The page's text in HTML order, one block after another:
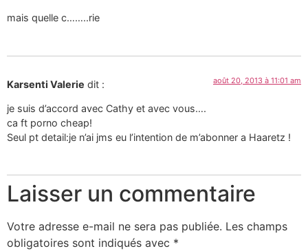
mais quelle c……..rie
Karsenti Valerie dit : août 20, 2013 à 11:01 am
je suis d’accord avec Cathy et avec vous….
ca ft porno cheap!
Seul pt detail:je n’ai jms eu l’intention de m’abonner a Haaretz !
Laisser un commentaire
Votre adresse e-mail ne sera pas publiée. Les champs
obligatoires sont indiqués avec *